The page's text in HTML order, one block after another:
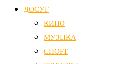
ДОСУГ
КИНО
МУЗЫКА
СПОРТ